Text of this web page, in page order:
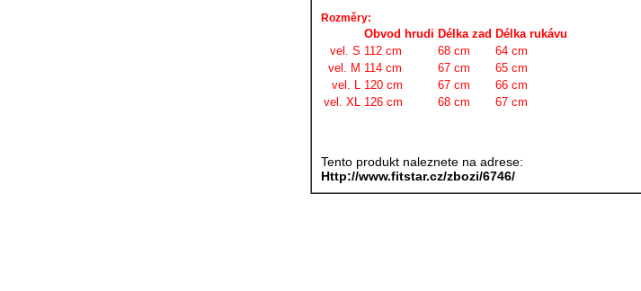
Rozměry:
Obvod hrudi Délka zad Délka rukávu
vel. S 112 cm 68 cm
64 cm
vel. M 114 cm 67 cm
65 cm
vel. L 120 cm 67 cm
66 cm
vel. XL 126 cm 68 cm 67 cm
Tento produkt naleznete na adrese:
Http://www.fitstar.cz/zbozi/6746/